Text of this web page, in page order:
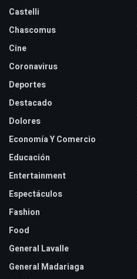
Castelli
Chascomus
Cine
Coronavirus
Deportes
Destacado
Dolores
Economía Y Comercio
Educación
Entertainment
Espectáculos
Fashion
Food
General Lavalle
General Madariaga